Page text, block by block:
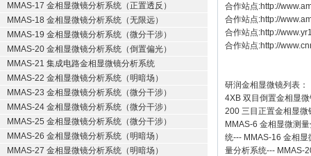
MMAS-17 金相显微镜分析系统（正置透反）
MMAS-18 金相显微镜分析系统（无限远）
MMAS-19 金相显微镜分析系统（微分干涉）
MMAS-20 金相显微镜分析系统（倒置偏光）
MMAS-21 集成电路金相显微镜分析系统
MMAS-22 金相显微镜分析系统（明暗场）
MMAS-23 金相显微镜分析系统（微分干涉）
MMAS-24 金相显微镜分析系统（微分干涉）
MMAS-25 金相显微镜分析系统（微分干涉）
MMAS-26 金相显微镜分析系统（明暗场）
MMAS-27 金相显微镜分析系统（明暗场）
合作站点:http://
合作站点:http://
合作站点:http://
合作站点:http://
研润金相显微镜列表：
4XB 双目倒置金相显
200 三目正置金相显微
MMAS-6 金相显微测
统--- MMAS-16 金相显
量分析系统--- MMAS-